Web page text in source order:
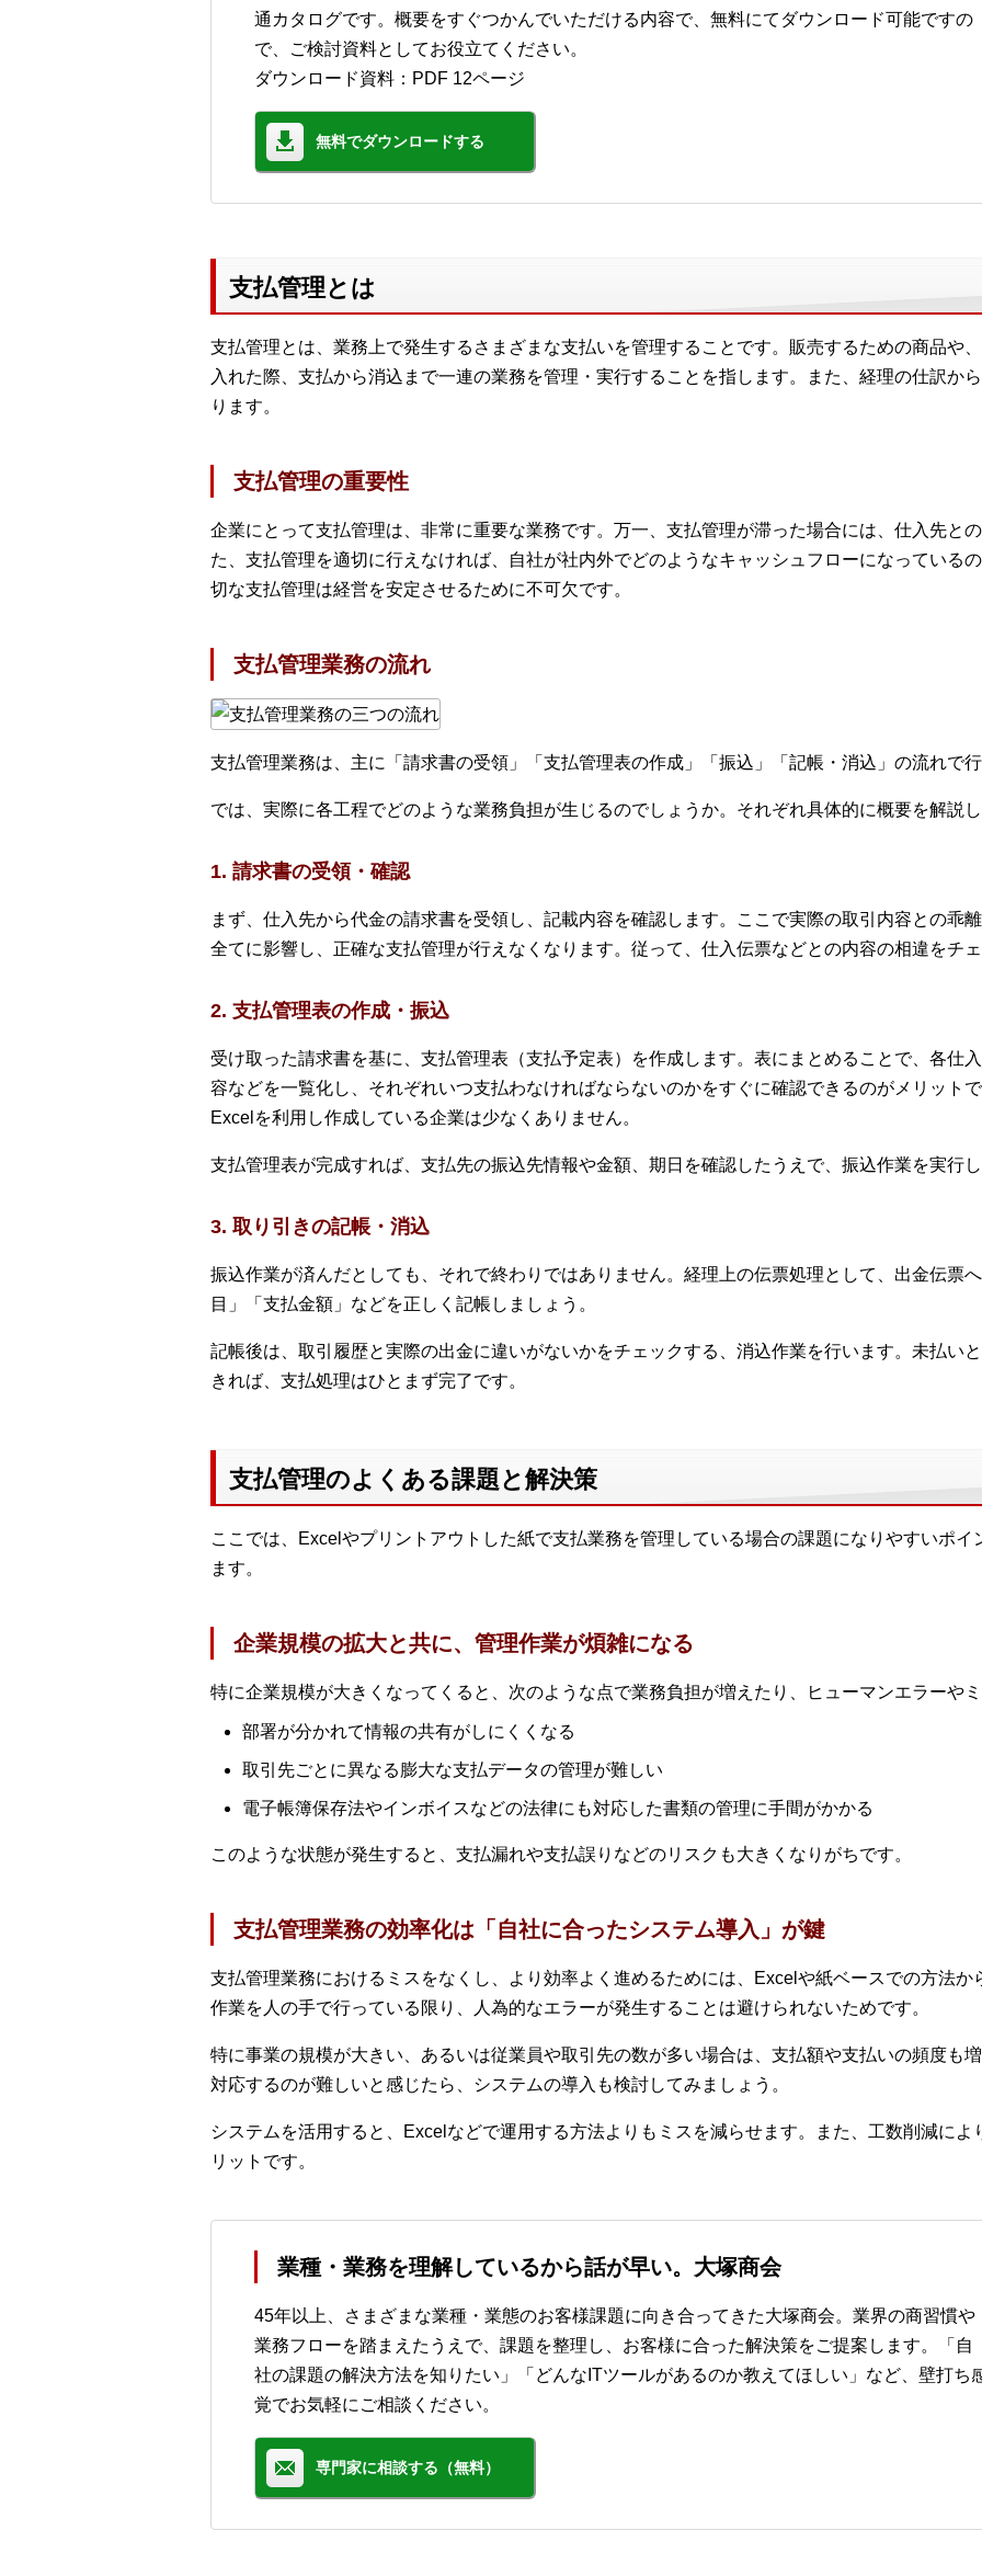
通カタログです。概要をすぐつかんでいただける内容で、無料にてダウンロード可能ですの
で、ご検討資料としてお役立てください。
ダウンロード資料：PDF 12ページ
無料でダウンロードする
支払管理とは
支払管理とは、業務上で発生するさまざまな支払いを管理することです。販売するための商品や
入れた際、支払から消込まで一連の業務を管理・実行することを指します。また、経理の仕訳か
ります。
支払管理の重要性
企業にとって支払管理は、非常に重要な業務です。万一、支払管理が滞った場合には、仕入先と
た、支払管理を適切に行えなければ、自社が社内外でどのようなキャッシュフローになっている
切な支払管理は経営を安定させるために不可欠です。
支払管理業務の流れ
支払管理業務は、主に「請求書の受領」「支払管理表の作成」「振込」「記帳・消込」の流れで
では、実際に各工程でどのような業務負担が生じるのでしょうか。それぞれ具体的に概要を解説
1. 請求書の受領・確認
まず、仕入先から代金の請求書を受領し、記載内容を確認します。ここで実際の取引内容との乖
全てに影響し、正確な支払管理が行えなくなります。従って、仕入伝票などとの内容の相違をチ
2. 支払管理表の作成・振込
受け取った請求書を基に、支払管理表（支払予定表）を作成します。表にまとめることで、各仕
容などを一覧化し、それぞれいつ支払わなければならないのかをすぐに確認できるのがメリット
Excelを利用し作成している企業は少なくありません。
支払管理表が完成すれば、支払先の振込先情報や金額、期日を確認したうえで、振込作業を実行
3. 取り引きの記帳・消込
振込作業が済んだとしても、それで終わりではありません。経理上の伝票処理として、出金伝票
目」「支払金額」などを正しく記帳しましょう。
記帳後は、取引履歴と実際の出金に違いがないかをチェックする、消込作業を行います。未払い
きれば、支払処理はひとまず完了です。
支払管理のよくある課題と解決策
ここでは、Excelやプリントアウトした紙で支払業務を管理している場合の課題になりやすいポ
ます。
企業規模の拡大と共に、管理作業が煩雑になる
特に企業規模が大きくなってくると、次のような点で業務負担が増えたり、ヒューマンエラーや
部署が分かれて情報の共有がしにくくなる
取引先ごとに異なる膨大な支払データの管理が難しい
電子帳簿保存法やインボイスなどの法律にも対応した書類の管理に手間がかかる
このような状態が発生すると、支払漏れや支払誤りなどのリスクも大きくなりがちです。
支払管理業務の効率化は「自社に合ったシステム導入」が鍵
支払管理業務におけるミスをなくし、より効率よく進めるためには、Excelや紙ベースでの方法
作業を人の手で行っている限り、人為的なエラーが発生することは避けられないためです。
特に事業の規模が大きい、あるいは従業員や取引先の数が多い場合は、支払額や支払いの頻度も
対応するのが難しいと感じたら、システムの導入も検討してみましょう。
システムを活用すると、Excelなどで運用する方法よりもミスを減らせます。また、工数削減に
リットです。
業種・業務を理解しているから話が早い。大塚商会
45年以上、さまざまな業種・業態のお客様課題に向き合ってきた大塚商会。業界の商習慣や
業務フローを踏まえたうえで、課題を整理し、お客様に合った解決策をご提案します。「自
社の課題の解決方法を知りたい」「どんなITツールがあるのか教えてほしい」など、壁打ち
覚でお気軽にご相談ください。
専門家に相談する（無料）